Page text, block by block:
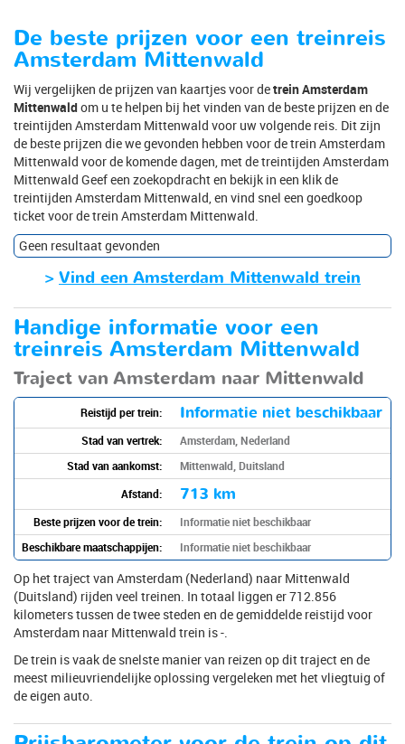
De beste prijzen voor een treinreis
Amsterdam Mittenwald
Wij vergelijken de prijzen van kaartjes voor detrein Amsterdam
Mittenwaldom u te helpen bij het vinden van de beste prijzen en de
treintijden Amsterdam Mittenwald voor uw volgende reis. Dit zijn
de beste prijzen die we gevonden hebben voor de trein Amsterdam
Mittenwald voor de komende dagen, met de treintijden Amsterdam
Mittenwald Geef een zoekopdracht en bekijk in een klik de
treintijden Amsterdam Mittenwald, en vind snel een goedkoop
ticket voor de trein Amsterdam Mittenwald.
Geen resultaat gevonden
> Vind een Amsterdam Mittenwald trein
Handige informatie voor een
treinreis Amsterdam Mittenwald
Traject van Amsterdam naar Mittenwald
Reistijd per trein: Informatie niet beschikbaar
Stad van vertrek:
Amsterdam, Nederland
Stad van aankomst:
Mittenwald, Duitsland
Afstand:
713 km
Beste prijzen voor de trein:
Informatie niet beschikbaar
Beschikbare maatschappijen:
Informatie niet beschikbaar
Op het traject van Amsterdam (Nederland) naar Mittenwald
(Duitsland) rijden veel treinen. In totaal liggen er 712.856
kilometers tussen de twee steden en de gemiddelde reistijd voor
Amsterdam naar Mittenwald trein is -.
De trein is vaak de snelste manier van reizen op dit traject en de
meest milieuvriendelijke oplossing vergeleken met het vliegtuig of
de eigen auto.